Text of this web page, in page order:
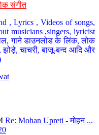
संगीत
, Lyrics , Videos of songs,
musicians ,singers, lyricist
गाने डाउनलोड के लिंक, लोक
झोड़े, चाचरी, बाजू-बन्द आदि और
Re: Mohan Upreti - मोहन ...